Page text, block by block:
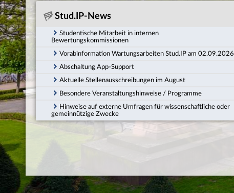
Stud.IP-News
Studentische Mitarbeit in internen
Bewertungskommissionen
Vorabinformation Wartungsarbeiten Stud.IP am 02.09.2026
Abschaltung App-Support
Aktuelle Stellenausschreibungen im August
Besondere Veranstaltungshinweise / Programme
Hinweise auf externe Umfragen für wissenschaftliche oder
gemeinnützige Zwecke